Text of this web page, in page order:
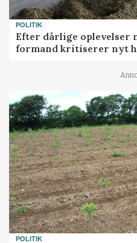
POLITIK
Efter dårlige oplevelser
formand kritiserer nyt
POLITIK